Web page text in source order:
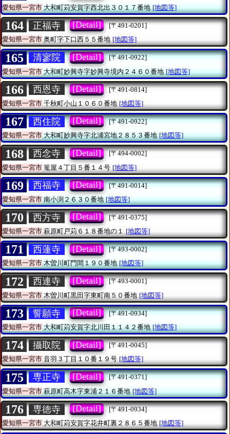
愛知県一宮市大和町苅安賀字西北出３０１７番地 [地図等]
164 正福寺 [Detail]
[〒491-0201]
愛知県一宮市奥町字下口西５５番地 [地図等]
165 清寥院 [Detail]
[〒491-0922]
愛知県一宮市大和町妙興寺字妙興寺境内２４６０番地 [地図等]
166 西恩寺 [Detail]
[〒491-0814]
愛知県一宮市 千秋町小山１０６０番地 [地図等]
167 西住院 [Detail]
[〒491-0922]
愛知県一宮市大和町妙興寺字北浦宮地２８５３番地 [地図等]
168 西念寺 [Detail]
[〒494-0002]
愛知県一宮市 篭屋４丁目５番１４号 [地図等]
169 西福寺 [Detail]
[〒491-0014]
愛知県一宮市南小渕２６３０番地 [地図等]
170 西方寺 [Detail]
[〒491-0375]
愛知県一宮市萩原町戸苅６１８番地の１ [地図等]
171 西蓮寺 [Detail]
[〒493-0002]
愛知県一宮市木曽川町門間１９０番地 [地図等]
172 西連寺 [Detail]
[〒493-0001]
愛知県一宮市 木曽川町黒田字東町南５０番地 [地図等]
173 誓願寺 [Detail]
[〒491-0934]
愛知県一宮市大和町苅安賀字北川田１１４２番地 [地図等]
174 攝取院 [Detail]
[〒491-0045]
愛知県一宮市音羽３丁目１０番１９号 [地図等]
175 専正寺 [Detail]
[〒491-0371]
愛知県一宮市萩原町高木字東浦２１６番地 [地図等]
176 専徳寺 [Detail]
[〒491-0934]
愛知県一宮市大和町苅安賀字花井町裏２８６５番地 [地図等]